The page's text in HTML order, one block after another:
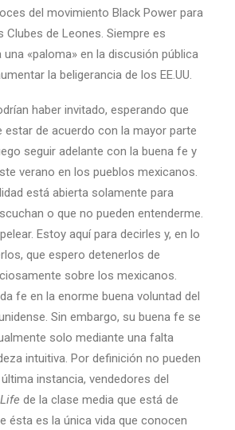
del movimiento Black Power para
Clubes de Leones. Siempre es
«paloma» en la discusión pública
la beligerancia de los EE.UU.
haber invitado, esperando que
estar de acuerdo con la mayor parte
seguir adelante con la buena fe y
verano en los pueblos mexicanos.
está abierta solamente para
o que no pueden entenderme.
Estoy aquí para decirles y, en lo
que espero detenerlos de
sobre los mexicanos.
fe en la enorme buena voluntad del
Sin embargo, su buena fe se
solo mediante una falta
intuitiva. Por definición no pueden
instancia, vendedores del
de la clase media que está de
ésta es la única vida que conocen